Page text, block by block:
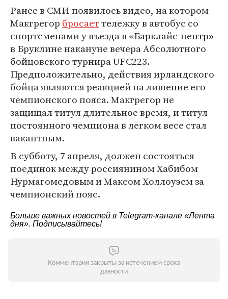
Ранее в СМИ появилось видео, на котором
Макгрегор бросаеттележку в автобус со
спортсменами у въезда в «Барклайс-центр»
в Бруклине накануне вечера Абсолютного
бойцовского турнира UFC223.
Предположительно, действия ирландского
бойца являются реакцией на лишение его
чемпионского пояса. Макгрегор не
защищал титул длительное время, и титул
постоянного чемпиона в легком весе стал
вакантным.
В субботу, 7 апреля, должен состояться
поединок между россиянином Хабибом
Нурмагомедовым и Максом Холлоуэем за
чемпионский пояс.
Больше важных новостей в Telegram-канале «Лента
дня». Подписывайтесь!
Комментарии закрыты за истечением срока
давности